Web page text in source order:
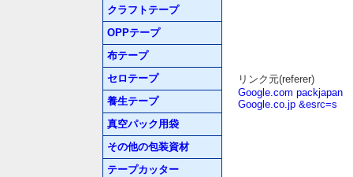
クラフトテープ
OPPテープ
布テープ
セロテープ
養生テープ
真空パック用袋
その他の包装資材
テープカッター
リンク元(referer)
Google.com packjapan
Google.co.jp &esrc=s